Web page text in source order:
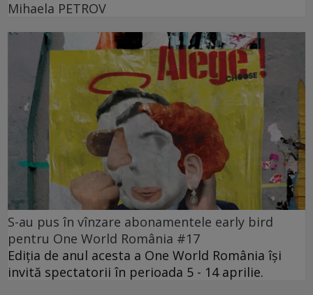
Mihaela PETROV
S-au pus în vînzare abonamentele early bird
pentru One World România #17
Ediția de anul acesta a One World România își
invită spectatorii în perioada 5 - 14 aprilie.